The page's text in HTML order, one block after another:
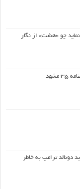
چو «هشت» از نگار
دونالد ترامپ به خاطر